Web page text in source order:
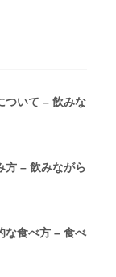
ついて – 飲みな
方 – 飲みながら
な食べ方 – 食べ